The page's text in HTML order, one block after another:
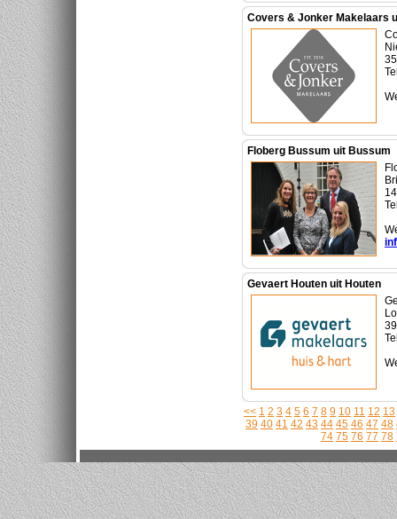
Covers & Jonker Makelaars
Floberg Bussum uit Bussum
Gevaert Houten uit Houten
<< 1 2 3 4 5 6 7 8 9 10 11 12 13
39 40 41 42 43 44 45 46 47 48
74 75 76 77 78